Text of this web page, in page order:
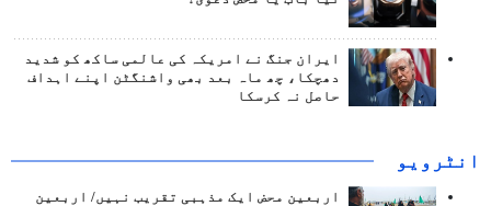
ایران جنگ نے امریکہ کی عالمی ساکھ کو شدید
دھچکا، چھ ماہ بعد بھی واشنگٹن اپنے اہداف
حاصل نہ کرسکا
انٹرويو
اربعین محض ایک مذہبی تقریب نہیں/ اربعین